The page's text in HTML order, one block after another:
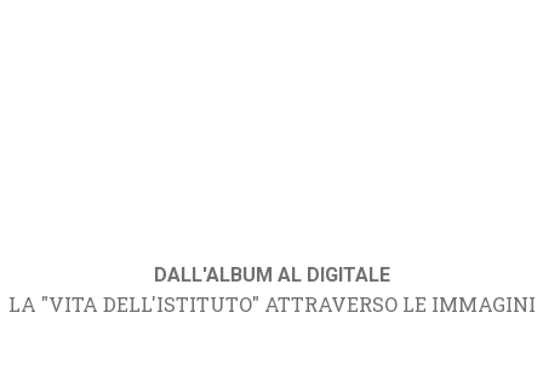
DALL'ALBUM AL DIGITALE
LA "VITA DELL'ISTITUTO" ATTRAVERSO LE IMMAGINI